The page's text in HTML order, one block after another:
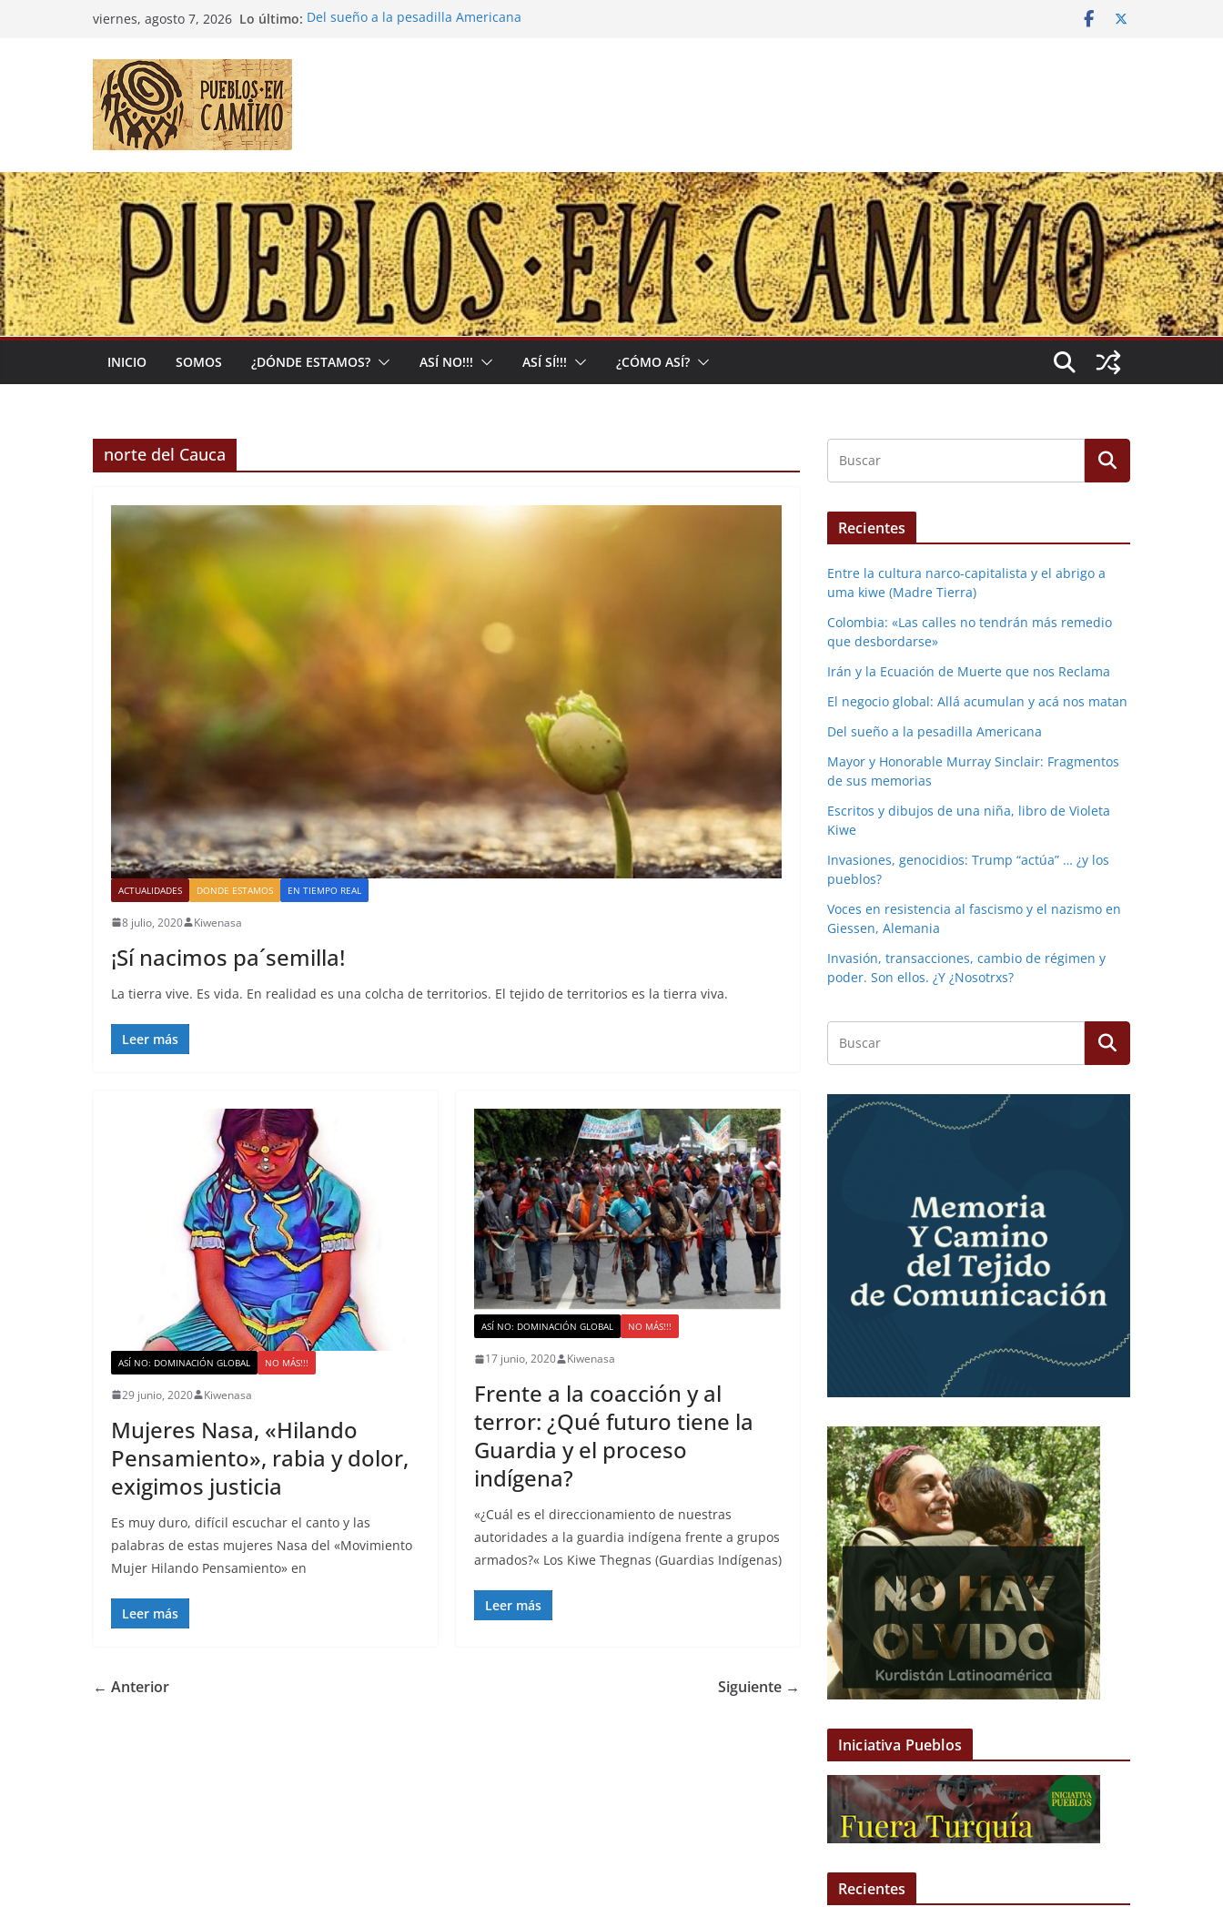
viernes, agosto 7, 2026 Lo último: Del sueño a la pesadilla Americana
INICIO SOMOS ¿DÓNDE ESTAMOS? ASÍ NO!!! ASÍ SÍ!!! ¿CÓMO ASÍ?
norte del Cauca
ACTUALIDADES DONDE ESTAMOS EN TIEMPO REAL
8 julio, 2020 Kiwenasa
¡Sí nacimos pa´semilla!
La tierra vive. Es vida. En realidad es una colcha de territorios. El tejido de territorios es la tierra viva.
Leer más
ASÍ NO: DOMINACIÓN GLOBAL NO MÁS!!!
29 junio, 2020 Kiwenasa
Mujeres Nasa, «Hilando
Pensamiento», rabia y dolor,
exigimos justicia
Es muy duro, difícil escuchar el canto y las
palabras de estas mujeres Nasa del «Movimiento
Mujer Hilando Pensamiento» en
Leer más
ASÍ NO: DOMINACIÓN GLOBAL NO MÁS!!!
17 junio, 2020 Kiwenasa
Frente a la coacción y al
terror: ¿Qué futuro tiene la
Guardia y el proceso
indígena?
«¿Cuál es el direccionamiento de nuestras
autoridades a la guardia indígena frente a grupos
armados?« Los Kiwe Thegnas (Guardias Indígenas)
Leer más
← Anterior Siguiente →
Recientes
Entre la cultura narco-capitalista y el abrigo a
uma kiwe (Madre Tierra)
Colombia: «Las calles no tendrán más remedio
que desbordarse»
Irán y la Ecuación de Muerte que nos Reclama
El negocio global: Allá acumulan y acá nos matan
Del sueño a la pesadilla Americana
Mayor y Honorable Murray Sinclair: Fragmentos
de sus memorias
Escritos y dibujos de una niña, libro de Violeta
Kiwe
Invasiones, genocidios: Trump “actúa” … ¿y los
pueblos?
Voces en resistencia al fascismo y el nazismo en
Giessen, Alemania
Invasión, transacciones, cambio de régimen y
poder. Son ellos. ¿Y ¿Nosotrxs?
Iniciativa Pueblos
Recientes